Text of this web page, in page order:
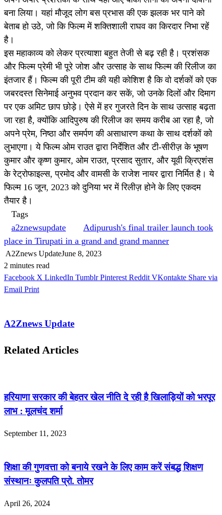
बना लिया। यहां मौजूद लोग बस प्रभास की एक झलक भर पाने को
बेताब हो उठे, जो कि फिल्म में शक्तिशाली राघव का किरदार निभा रहें
है।
इस महाकाव्य को लेकर प्रत्याशा बहुत तेजी से बढ़ रही है। प्रशंसक
और फिल्म प्रेमी भी पूरे जोश और उत्साह के साथ फिल्म की रिलीज का
इंतजार हैं। फिल्म की पूरी टीम की यही कोशिश है कि वो दर्शकों को एक
जबरदस्त सिनेमाई अनुभव प्रदान कर सकें, जो उनके दिलों और दिमाग
पर एक अमिट छाप छोड़े। ऐसे में हर गुजरते दिन के साथ उत्साह बढ़ता
जा रहा है, क्योंकि आदिपुरुष की रिलीज का समय करीब आ रहा है, जो
अपने प्रेम, निष्ठा और समर्पण की असाधारण कथा के साथ दर्शकों को
लुभाएगा। ये फिल्म ओम राउत द्वारा निर्देशित और टी-सीरीज़ के भूषण
कुमार और कृष्ण कुमार, ओम राउत, प्रसाद सुतार, और यूवी क्रिएशंस
के रेट्रोफाइल्स, प्रमोद और वामसी के राजेश नायर द्वारा निर्मित है। ये
फिल्म 16 जून, 2023 को दुनिया भर में रिलीज़ होने के लिए एकदम
तैयार है।
Tags
a2znewsupdate
Adipurush's final trailer launch took
place in Tirupati in a grand and grand manner
A2Znews UpdateJune 8, 2023
2 minutes read
Facebook X LinkedIn Tumblr Pinterest Reddit VKontakte Share via
Email Print
A2Znews Update
Related Articles
हरियाणा सरकार की बेहतर खेल नीति दे रही है खिलाड़ियों को भरपूर
लाभ : मूलचंद शर्मा
September 11, 2023
शिक्षा की गुणवत्ता को बनाये रखने के लिए काम करें संबद्ध शिक्षण
संस्थानः कुलपति प्रो. तोमर
April 26, 2024